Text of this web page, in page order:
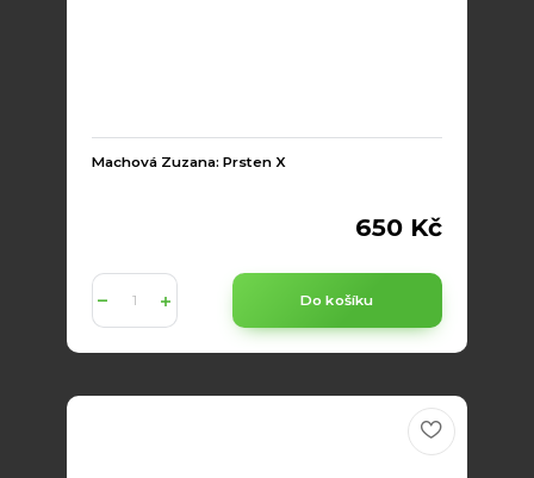
Machová Zuzana: Prsten X
650 Kč
Do košíku